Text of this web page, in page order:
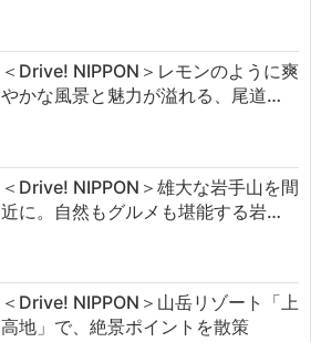
＜Drive! NIPPON＞レモンのように爽
やかな風景と魅力が溢れる、尾道…
＜Drive! NIPPON＞雄大な岩手山を間
近に。自然もグルメも堪能する岩…
＜Drive! NIPPON＞山岳リゾート「上
高地」で、絶景ポイントを散策